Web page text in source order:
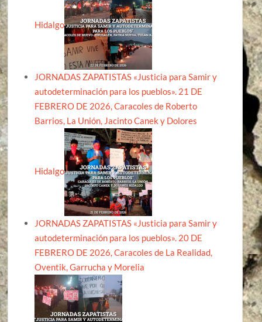
Hidalgo
JORNADAS ZAPATISTAS «Justicia para Samir y
autodeterminación para los pueblos». 21 DE
FEBRERO DE 2026, Caracoles de Roberto
Barrios, La Unión, Jacinto Canek y Dolores
Hidalgo
JORNADAS ZAPATISTAS «Justicia para Samir y
autodeterminación para los pueblos». 20 DE
FEBRERO DE 2026, Caracoles de La Realidad,
Oventik, Garrucha y Morelia